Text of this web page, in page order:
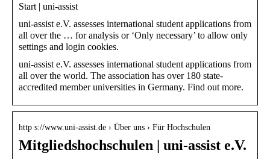
Start | uni-assist
uni-assist e.V. assesses international student applications from
all over the … for analysis or ‘Only necessary’ to allow only
settings and login cookies.
uni-assist e.V. assesses international student applications from
all over the world. The association has over 180 state-
accredited member universities in Germany. Find out more.
http s://www.uni-assist.de › Über uns › Für Hochschulen
Mitgliedshochschulen | uni-assist e.V.